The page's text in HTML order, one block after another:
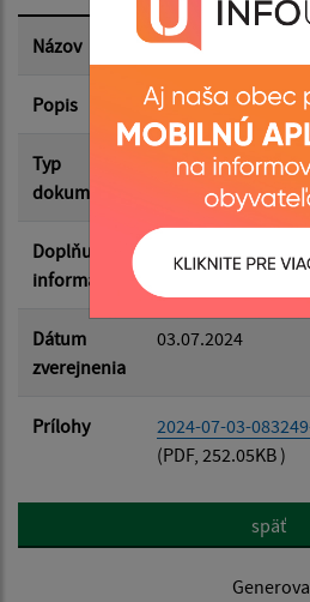
Dátum zverejnenia do:
Filtrovať
Názov Príloha 1-4. 2023
Popis
Typ
dokumentu
Rozpočet-
Doplňujúce
informácie
Dátum
zverejnenia
03.07.2024
Prílohy
2024-07-03-
(PDF, 252.05KB )
späť